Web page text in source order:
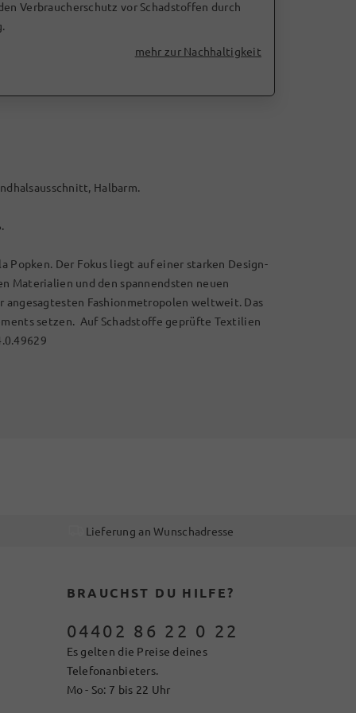
Verbraucherschutz vor Schadstoffen durch
mehr zur Nachhaltigkeit
Halbarm.
Popken. Der Fokus liegt auf einer starken Design-
Materialien und den spannendsten neuen
angesagtesten Fashionmetropolen weltweit. Das
setzen. Auf Schadstoffe geprüfte Textilien
Lieferung an Wunschadresse
BRAUCHST DU HILFE?
04402 86 22 0 22
Es gelten die Preise deines
Telefonanbieters.
Mo - So: 7 bis 22 Uhr